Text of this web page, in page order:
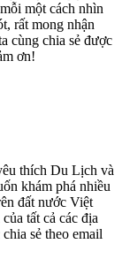
một cách nhìn
rất mong nhận
cùng chia sẻ được
ơn!
thích Du Lịch và
khám phá nhiều
đất nước Việt
tất cả các địa
sẻ theo email